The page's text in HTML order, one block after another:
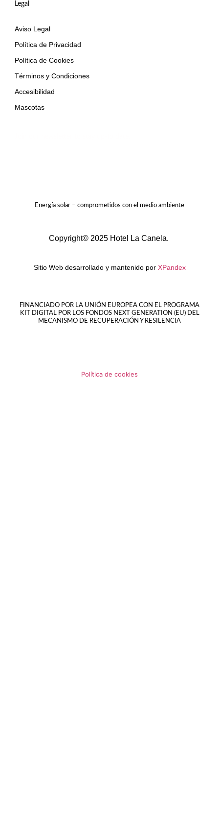
Legal
Aviso Legal
Política de Privacidad
Política de Cookies
Términos y Condiciones
Accesibilidad
Mascotas
Energía solar – comprometidos con el medio ambiente
Copyright© 2025 Hotel La Canela.
Sitio Web desarrollado y mantenido por XPandex
FINANCIADO POR LA UNIÓN EUROPEA CON EL PROGRAMA
KIT DIGITAL POR LOS FONDOS NEXT GENERATION (EU) DEL
MECANISMO DE RECUPERACIÓN Y RESILENCIA
Política de cookies